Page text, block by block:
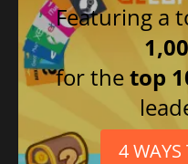
Featuring a
for thetop
4